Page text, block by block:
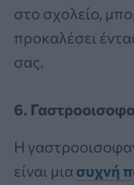
στο σχολείο,
προκαλέσει
σας.
6.
Η
είναι μια συχνή